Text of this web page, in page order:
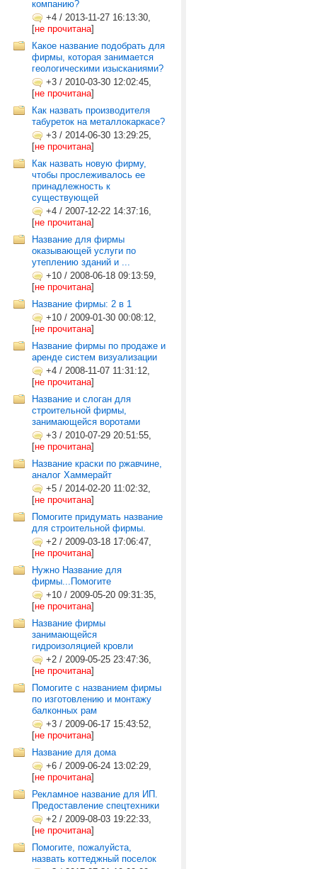
компанию?
+4 / 2013-11-27 16:13:30,
[не прочитана]
Какое название подобрать для
фирмы, которая занимается
геологическими изысканиями?
+3 / 2010-03-30 12:02:45,
[не прочитана]
Как назвать производителя
табуреток на металлокаркасе?
+3 / 2014-06-30 13:29:25,
[не прочитана]
Как назвать новую фирму,
чтобы прослеживалось ее
принадлежность к
существующей
+4 / 2007-12-22 14:37:16,
[не прочитана]
Название для фирмы
оказывающей услуги по
утеплению зданий и ...
+10 / 2008-06-18 09:13:59,
[не прочитана]
Название фирмы: 2 в 1
+10 / 2009-01-30 00:08:12,
[не прочитана]
Название фирмы по продаже и
аренде систем визуализации
+4 / 2008-11-07 11:31:12,
[не прочитана]
Название и слоган для
строительной фирмы,
занимающейся воротами
+3 / 2010-07-29 20:51:55,
[не прочитана]
Название краски по ржавчине,
аналог Хаммерайт
+5 / 2014-02-20 11:02:32,
[не прочитана]
Помогите придумать название
для строительной фирмы.
+2 / 2009-03-18 17:06:47,
[не прочитана]
Нужно Название для
фирмы...Помогите
+10 / 2009-05-20 09:31:35,
[не прочитана]
Название фирмы
занимающейся
гидроизоляцией кровли
+2 / 2009-05-25 23:47:36,
[не прочитана]
Помогите с названием фирмы
по изготовлению и монтажу
балконных рам
+3 / 2009-06-17 15:43:52,
[не прочитана]
Название для дома
+6 / 2009-06-24 13:02:29,
[не прочитана]
Рекламное название для ИП.
Предоставление спецтехники
+2 / 2009-08-03 19:22:33,
[не прочитана]
Помогите, пожалуйста,
назвать коттеджный поселок